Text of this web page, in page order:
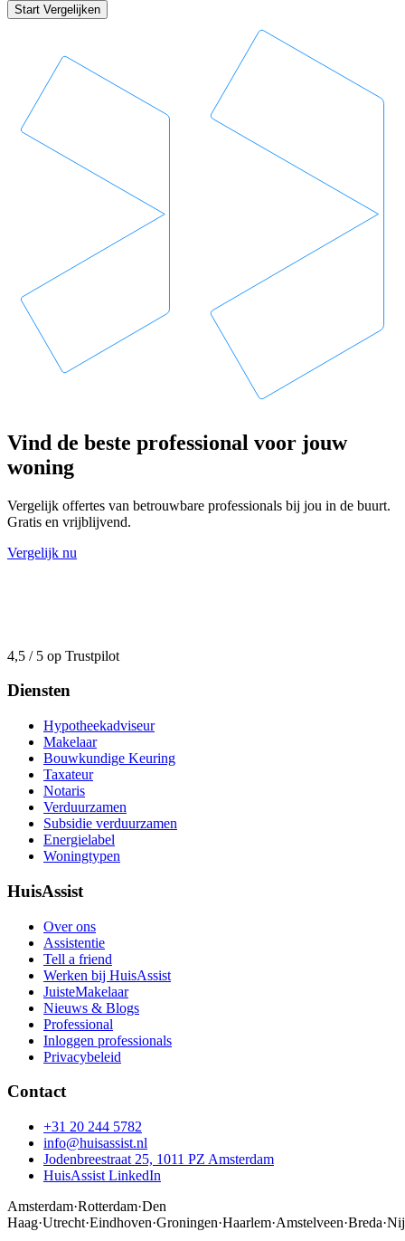
Start Vergelijken
Vind de beste professional voor jouw
woning
Vergelijk offertes van betrouwbare professionals bij jou in de buurt.
Gratis en vrijblijvend.
Vergelijk nu
4,5 / 5 op Trustpilot
Diensten
Hypotheekadviseur
Makelaar
Bouwkundige Keuring
Taxateur
Notaris
Verduurzamen
Subsidie verduurzamen
Energielabel
Woningtypen
HuisAssist
Over ons
Assistentie
Tell a friend
Werken bij HuisAssist
JuisteMakelaar
Nieuws & Blogs
Professional
Inloggen professionals
Privacybeleid
Contact
+31 20 244 5782
info@huisassist.nl
Jodenbreestraat 25, 1011 PZ Amsterdam
HuisAssist LinkedIn
Amsterdam·Rotterdam·Den
Haag·Utrecht·Eindhoven·Groningen·Haarlem·Amstelveen·Breda·